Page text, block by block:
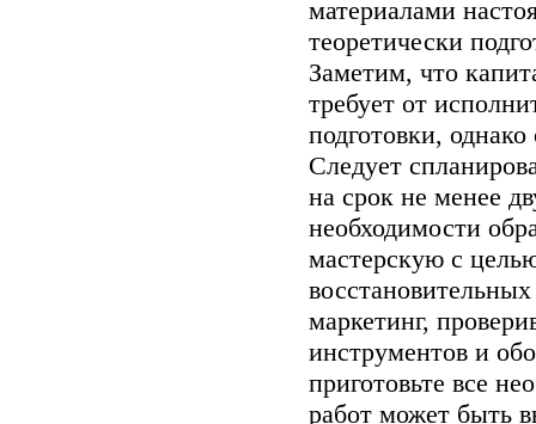
материалами
теоретически
Заметим, что
требует от
подготовки,
Следует
на срок не менее
необходимости
мастерскую с
маркетинг,
инструментов и
приготовьте все
работ может быть